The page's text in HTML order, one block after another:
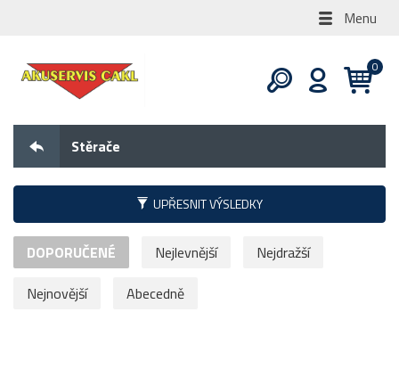
Menu
Stěrače
UPŘESNIT VÝSLEDKY
DOPORUČENÉ Nejlevnější
Nejdražší
Nejnovější
Abecedně